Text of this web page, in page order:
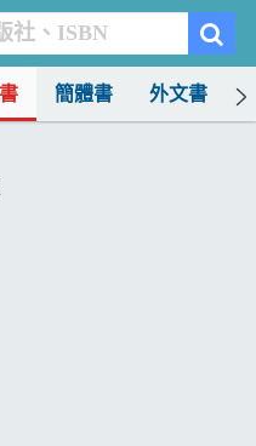
簡體書 外文書